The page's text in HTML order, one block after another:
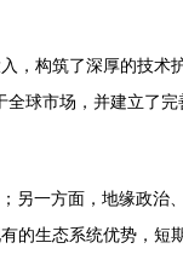
，构筑了深厚的技术
球市场，并建立了
另一方面，地缘政治
的生态系统优势，短